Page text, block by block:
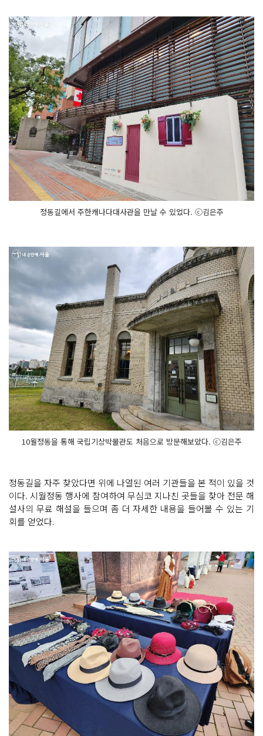
정동길에서 주한캐나다대사관을 만날 수 있었다. ⓒ김은주
10월정동을 통해 국립기상박물관도 처음으로 방문해보았다. ⓒ김은주
정동길을 자주 찾았다면 위에 나열된 여러 기관들을 본 적이 있을 것
이다. 시월정동 행사에 참여하여 무심코 지나친 곳들을 찾아 전문 해
설사의 무료 해설을 들으며 좀 더 자세한 내용을 들어볼 수 있는 기
회를 얻었다.